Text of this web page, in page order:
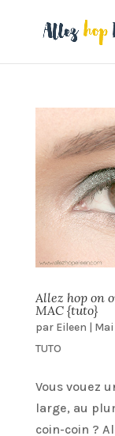
Allez hop on
MAC {tuto}
par Eileen | Mai
TUTO
Vous vouez
large, au
coin-coin ?